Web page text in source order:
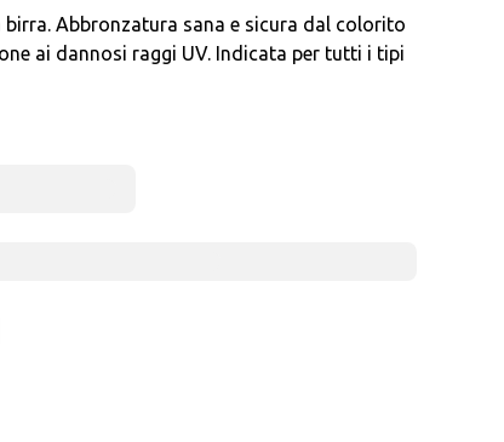
Abbronzatura sana e sicura dal colorito
ai dannosi raggi UV. Indicata per tutti i tipi